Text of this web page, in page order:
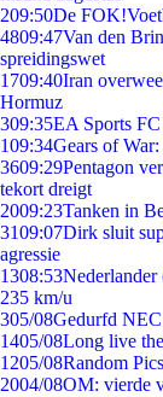
209:50De
4809:47Van den
spreidingswet
1709:40Iran
Hormuz
309:35EA Sports
109:34Gears of
3609:29Pentagon
tekort dreigt
2009:23Tanken in
3109:07Dirk sluit
agressie
1308:53Nederlander
235 km/u
305/08Gedurfd
1405/08Long live
1205/08Random
2004/08OM: vierde